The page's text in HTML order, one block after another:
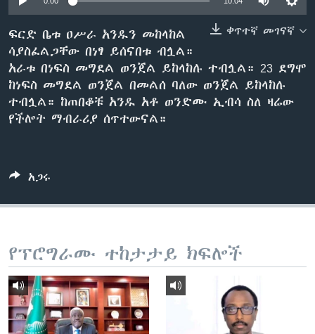
ቋንቋዎች
ቀጥተኛ መገናኛ
ፍርድ ቤቱ ዐሥራ አንዱን መከላከል
ሳያስፈልጋቸው በነፃ ይሰናበቱ ብሏል።
አራቱ በነፍስ መግደል ወንጀል ይከላከሉ ተብሏል። 23 ደግሞ
ከነፍስ መግደል ወንጀል በመልሰ ባለው ወንጀል ይከላከሉ
ተብሏል። ከጠበቆቹ አንዱ አቶ ወንድሙ ኢብሳ ስለ ዛሬው
የችሎት ማብራሪያ ሰጥተውናል።
አጋሩ
የፕሮግራሙ ተከታታይ ክፍሎች